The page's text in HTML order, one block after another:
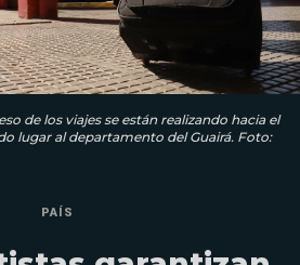
de los viajes se están realizando hacia el
lugar al departamento del Guairá. Foto:
PAÍS